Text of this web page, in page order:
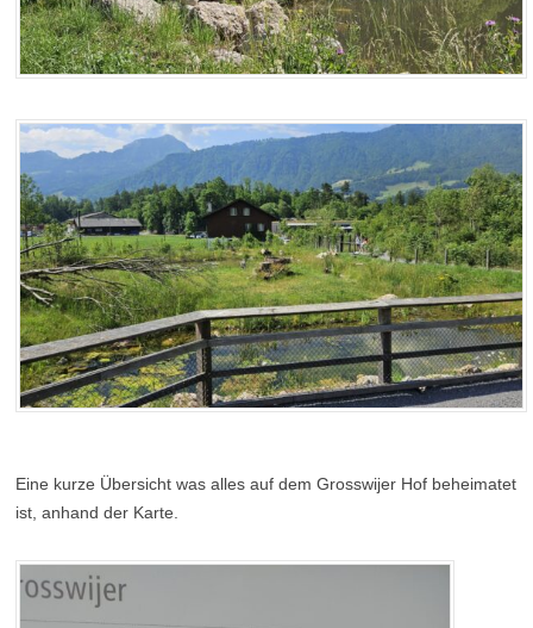
Eine kurze Übersicht was alles auf dem Grosswijer Hof beheimatet
ist, anhand der Karte.